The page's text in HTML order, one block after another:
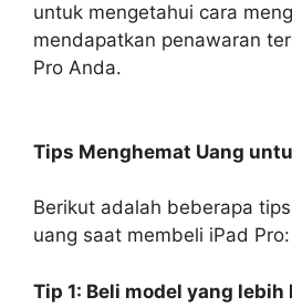
untuk mengetahui cara
mendapatkan penawaran
Pro Anda.
Tips Menghemat Uang
Berikut adalah beberapa
uang saat membeli iPad Pro:
Tip 1: Beli model yang lebih